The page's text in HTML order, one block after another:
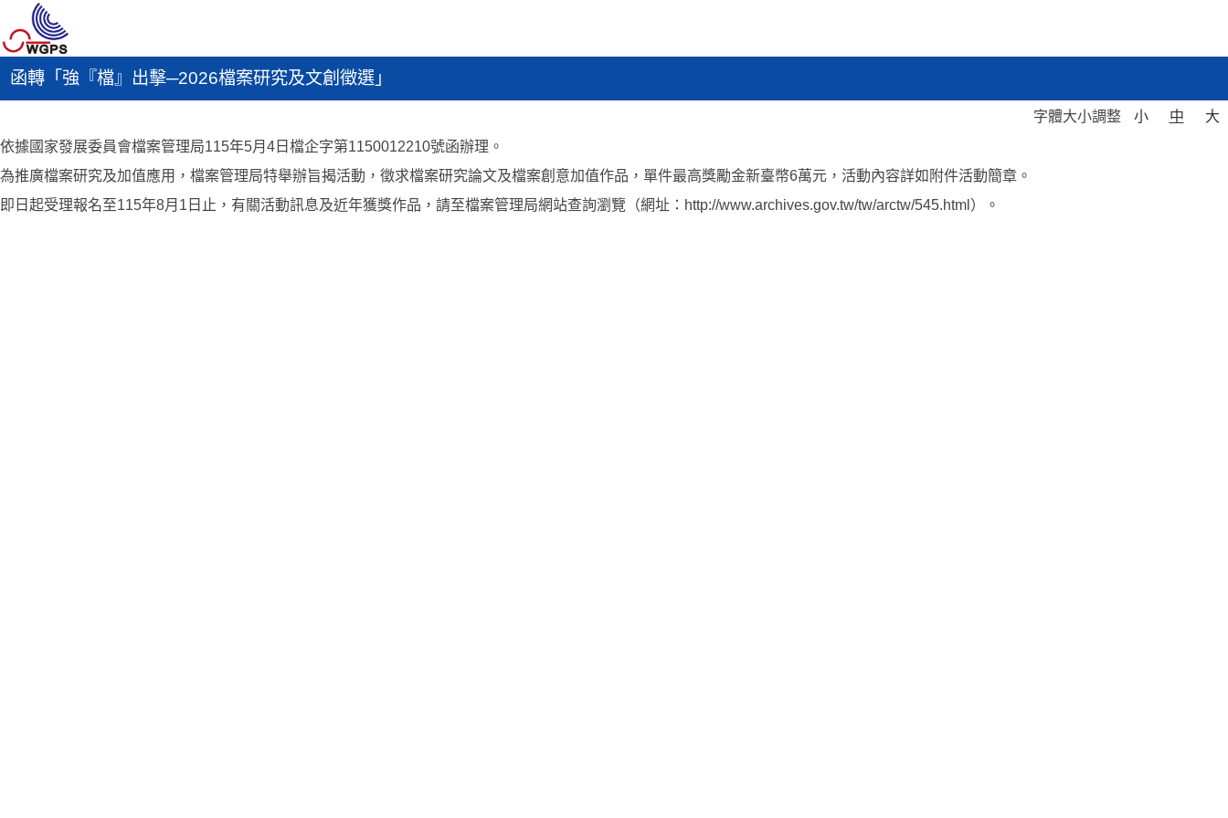
函轉「強『檔』出擊─2026檔案研究及文創徵選」
字體大小調整 小 中
大
依據國家發展委員會檔案管理局115年5月4日檔企字第1150012210號函辦理。
為推廣檔案研究及加值應用，檔案管理局特舉辦旨揭活動，徵求檔案研究論文及檔案創意加值作品，單件最高獎勵金新臺幣6萬元，活動內容詳如附件活動簡章。
即日起受理報名至115年8月1日止，有關活動訊息及近年獲獎作品，請至檔案管理局網站查詢瀏覽（網址：http://www.archives.gov.tw/tw/arctw/545.html）。